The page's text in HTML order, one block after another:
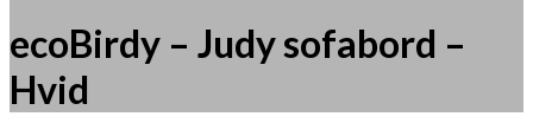
ecoBirdy – Judy sofabord –
Hvid